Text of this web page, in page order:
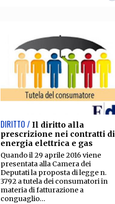
DIRITTO / Il diritto alla
prescrizione nei contratti di
energia elettrica e gas
Quando il 29 aprile 2016 viene
presentata alla Camera dei
Deputati la proposta di legge n.
3792 a tutela dei consumatori in
materia di fatturazione a
conguaglio...